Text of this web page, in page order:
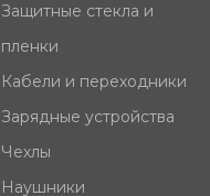
Защитные стекла и
пленки
Кабели и переходники
Зарядные устройства
Чехлы
Наушники